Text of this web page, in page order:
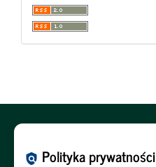
Polityka Prywatności:PL
policy Polityka prywatności